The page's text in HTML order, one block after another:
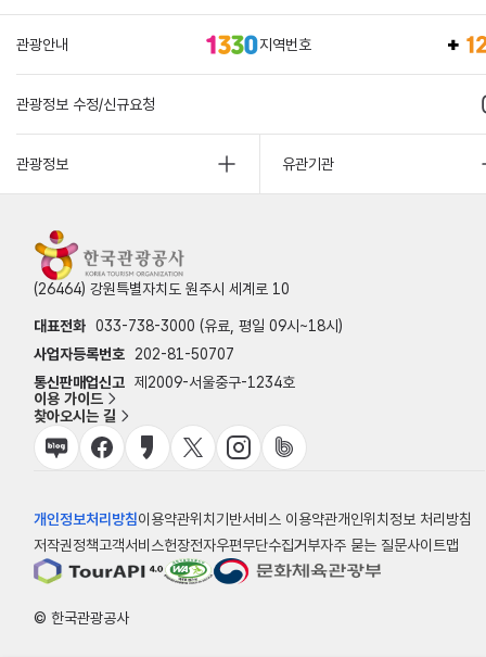
관광안내 지역번호
관광정보 수정/신규요청
관광정보 유관기관
(26464) 강원특별자치도 원주시 세계로 10
대표전화 033-738-3000 (유료, 평일 09시~18시)
사업자등록번호
202-81-50707
통신판매업신고 제2009-서울중구-1234호
이용 가이드
찾아오시는 길
개인정보처리방침이용약관위치기반서비스 이용약관개인위치정보 처리방침
저작권정책고객서비스헌장전자우편무단수집거부자주 묻는 질문사이트맵
© 한국관광공사